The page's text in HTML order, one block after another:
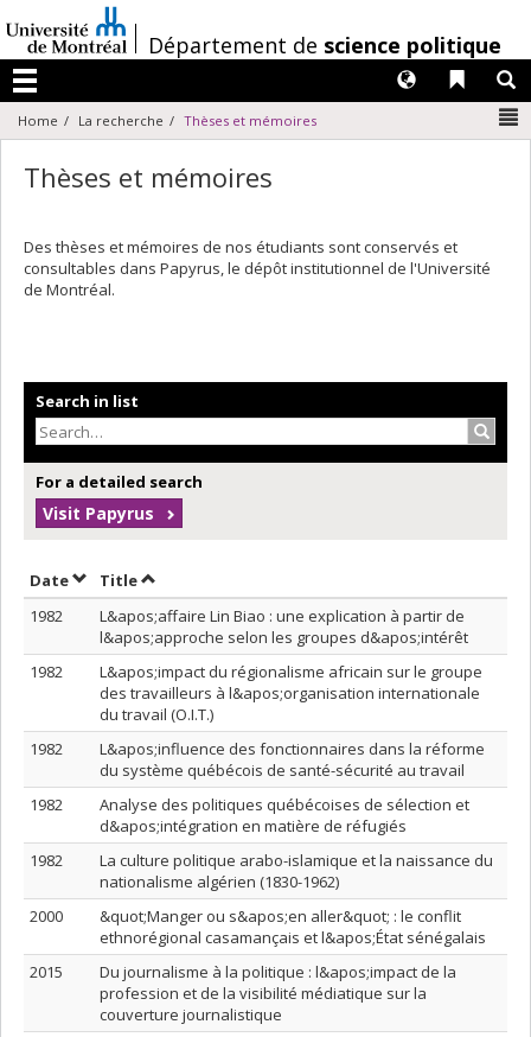
au
contenu
/Département de science politique
Menu
Liens
Langues
Home La recherche Thèses et mémoires
Thèses et mémoires
Des thèses et mémoires de nos étudiants sont conservés et
consultables dans Papyrus, le dépôt institutionnel de l'Université
de Montréal.
Search in list
For a detailed search
Visit Papyrus
DateSort by date in ascending order
TitleSort by title in ascending order
1982
L&apos;affaire Lin Biao : une explication à partir de
l&apos;approche selon les groupes d&apos;intérêt
1982
L&apos;impact du régionalisme africain sur le groupe
des travailleurs à l&apos;organisation internationale
du travail (O.I.T.)
1982
L&apos;influence des fonctionnaires dans la réforme
du système québécois de santé-sécurité au travail
1982
Analyse des politiques québécoises de sélection et
d&apos;intégration en matière de réfugiés
1982
La culture politique arabo-islamique et la naissance du
nationalisme algérien (1830-1962)
2000
&quot;Manger ou s&apos;en aller&quot; : le conflit
ethnorégional casamançais et l&apos;État sénégalais
2015
Du journalisme à la politique : l&apos;impact de la
profession et de la visibilité médiatique sur la
couverture journalistique